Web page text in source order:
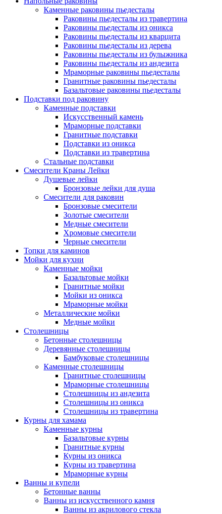
Каменные раковины пьедесталы
Раковины пьедесталы из травертина
Раковины пьедесталы из оникса
Раковины пьедесталы из кварцита
Раковины пьедесталы из дерева
Раковины пьедесталы из булыжника
Раковины пьедесталы из андезита
Мраморные раковины пьедесталы
Гранитные раковины пьедесталы
Базальтовые раковины пьедесталы
Подставки под раковину
Каменные подставки
Искусственный камень
Мраморные подставки
Гранитные подставки
Подставки из оникса
Подставки из травертина
Стальные подставки
Смесители Краны Лейки
Душевые лейки
Бронзовые лейки для душа
Смесители для раковин
Бронзовые смесители
Золотые смесители
Медные смесители
Хромовые смесители
Черные смесители
Топки для каминов
Мойки для кухни
Каменные мойки
Базальтовые мойки
Гранитные мойки
Мойки из оникса
Мраморные мойки
Металлические мойки
Медные мойки
Столешницы
Бетонные столешницы
Деревянные столешницы
Бамбуковые столешницы
Каменные столешницы
Гранитные столешницы
Мраморные столешницы
Столешницы из андезита
Столешницы из оникса
Столешницы из травертина
Курны для хамама
Каменные курны
Базальтовые курны
Гранитные курны
Курны из оникса
Курны из травертина
Мраморные курны
Ванны и купели
Бетонные ванны
Ванны из искусственного камня
Ванны из акрилового стекла